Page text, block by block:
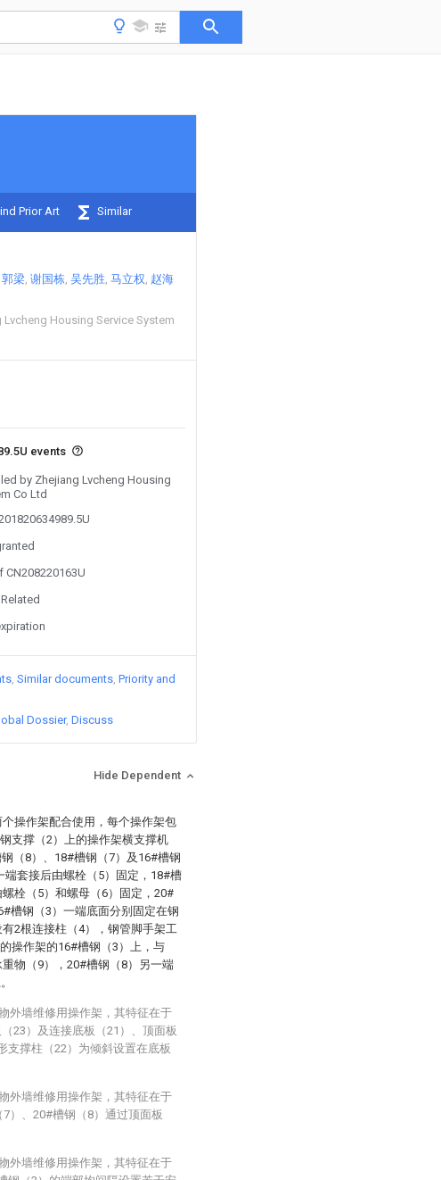
Prior Art Similar
郭梁 谢国栋 吴先胜 马立权 赵海
Lvcheng Housing Service System
events
by Zhejiang Lvcheng Housing
Co Ltd
Similar documents Priority and
Dossier Discuss
Hide Dependent
操作架配合使用，每个操作架包
支撑（2）上的操作架横支撑机
（8）、18#槽钢（7）及16#槽钢
端套接后由螺栓（5）固定，18#槽
栓（5）和螺母（6）固定，20#
槽钢（3）一端底面分别固定在钢
2根连接柱（4），钢管脚手架工
操作架的16#槽钢（3）上，与
物（9），20#槽钢（8）另一端
外墙维修用操作架，其特征在于
23）及连接底板（21）、顶面板
支撑柱（22）为倾斜设置在底板
外墙维修用操作架，其特征在于
）、20#槽钢（8）通过顶面板
外墙维修用操作架，其特征在于